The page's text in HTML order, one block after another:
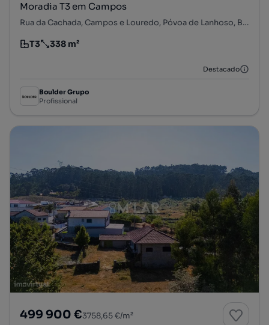
Moradia T3 em Campos
Rua da Cachada, Campos e Louredo, Póvoa de Lanhoso, Braga
Tipologia
T3
Preço por metro quadrado
338 m²
Destacado
Boulder Grupo
Profissional
499 900 €3758,65 €/m²